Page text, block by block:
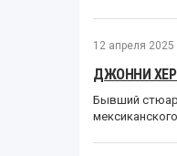
12 апреля 2025
ДЖОННИ
Бывший